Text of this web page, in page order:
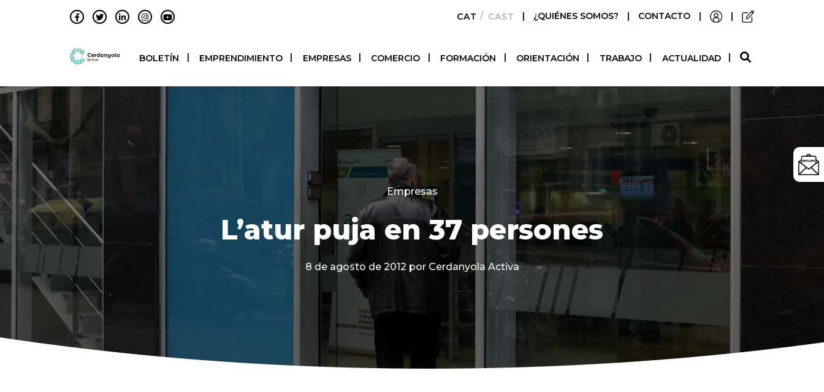
CATALÀCASTELLANO
| ¿QUIÉNES SOMOS? | CONTACTO | |
BOLETÍN EMPRENDIMIENTO EMPRESAS COMERCIO FORMACIÓN ORIENTACIÓN TRABAJO ACTUALIDAD
Categories
Empresas
L’atur puja en 37 persones
8 de agosto de 2012 por Cerdanyola Activa